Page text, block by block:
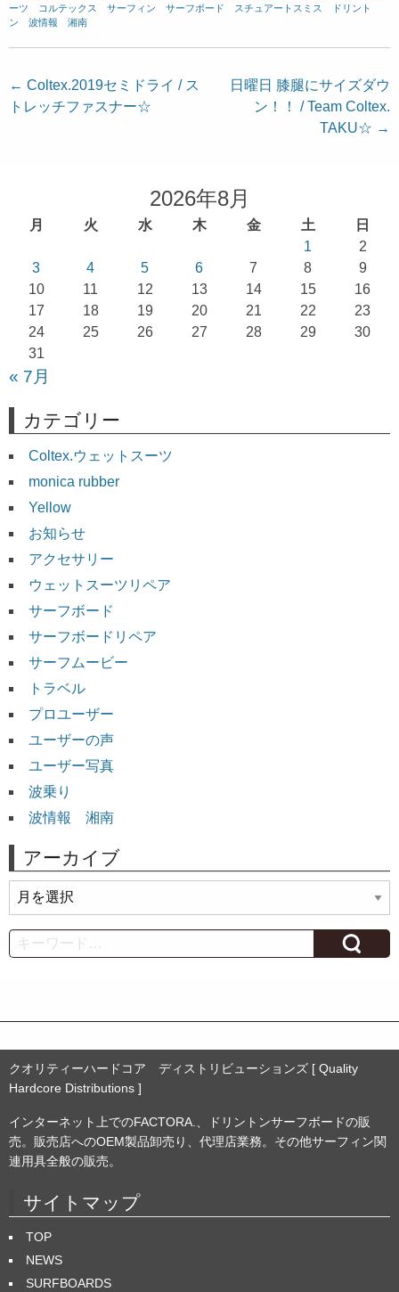
ーツ
コルテックス サーフィン サーフボード スチュアートスミス
ドリント
ン
波情報 湘南
投
稿
← Coltex.2019セミドライ / ス
トレッチファスナー☆
日曜日 膝腿にサイズダウ
ン！！ / Team Coltex.
TAKU☆ →
2026年8月
月 火 水 木 金 土
日
1
2
3
4 5 6 7 8
9
10
11 12 13 14 15
16
17
18 19 20 21 22
23
24
25 26 27 28 29
30
31
« 7月
カテゴリー
Coltex.ウェットスーツ
monica rubber
Yellow
お知らせ
アクセサリー
ウェットスーツリペア
サーフボード
サーフボードリペア
サーフムービー
トラベル
プロユーザー
ユーザーの声
ユーザー写真
波乗り
波情報 湘南
アーカイブ
ー
カ
イ
Search
クオリティーハードコア ディストリビューションズ [ Quality
Hardcore Distributions ]
インターネット上でのFACTORA.、ドリントンサーフボードの販
売。販売店へのOEM製品卸売り、代理店業務。その他サーフィン関
連用具全般の販売。
サイトマップ
TOP
NEWS
SURFBOARDS